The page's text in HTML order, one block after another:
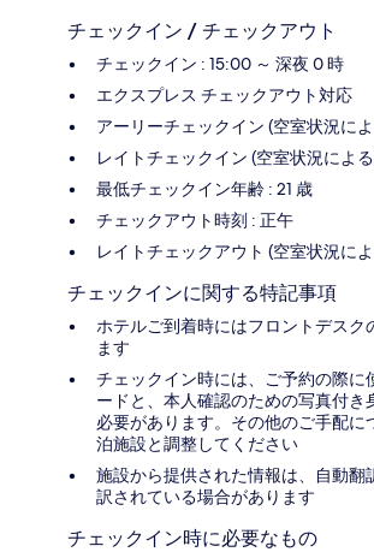
チェックイン / チェックアウト
チェックイン : 15:00 ～ 深夜 0 時
エクスプレス チェックアウト対応
アーリーチェックイン (空室状況に
レイトチェックイン (空室状況によ
最低チェックイン年齢 : 21 歳
チェックアウト時刻 : 正午
レイトチェックアウト (空室状況に
チェックインに関する特記事項
ホテルご到着時にはフロントデスク
ます
チェックイン時には、ご予約の際に
ードと、本人確認のための写真付き
必要があります。その他のご手配に
泊施設と調整してください
施設から提供された情報は、自動翻
訳されている場合があります
チェックイン時に必要なもの